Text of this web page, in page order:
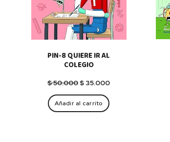
PIN-8 QUIERE IR AL
COLEGIO
$50.000 El
original
era:
$ 35.000El
Añadir al carrito